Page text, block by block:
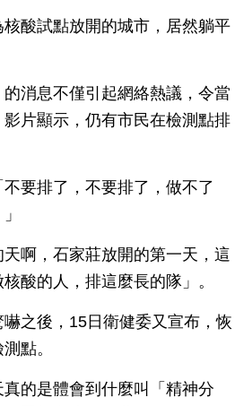
酸試點放開的城市，居然躺平
消息不僅引起網絡熱議，令當
片顯示，仍有市民在檢測點排
要排了，不要排了，做不了
啊，石家莊放開的第一天，這
酸的人，排這麼長的隊」。
之後，15日衛健委又宣布，恢
點。
的是體會到什麼叫「精神分